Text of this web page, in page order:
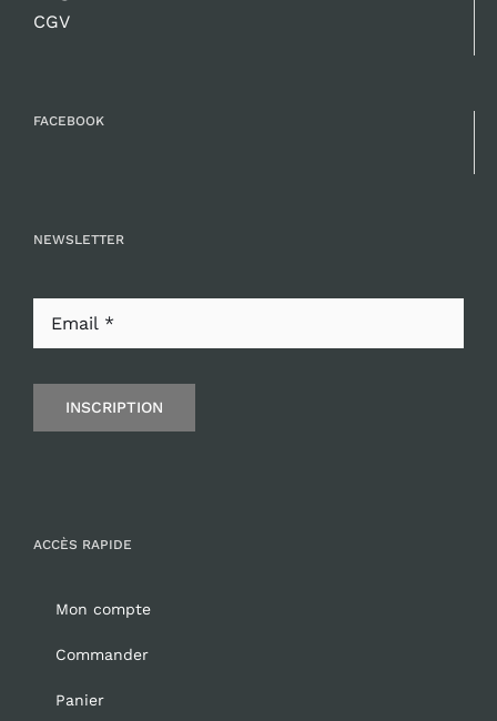
CGV
FACEBOOK
NEWSLETTER
INSCRIPTION
ACCÈS RAPIDE
Mon compte
Commander
Panier